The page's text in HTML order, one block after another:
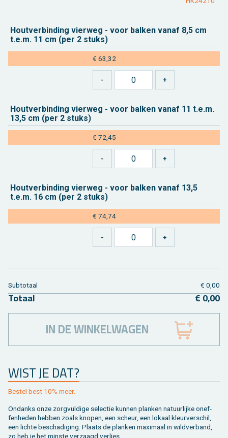
Hout­ver­bin­ding vier­weg - voor bal­ken vanaf 8,5 cm
t.e.m. 11 cm (per 2 stuks)
€ 63,32
Hout­ver­bin­ding vier­weg - voor bal­ken vanaf 11 t.e.m.
13,5 cm (per 2 stuks)
€ 72,45
Hout­ver­bin­ding vier­weg - voor bal­ken vanaf 13,5
t.e.m. 16 cm (per 2 stuks)
€ 74,74
WIST JE DAT?
Be­stel best 10% meer.
On­danks onze zorg­vul­di­ge se­lec­tie kun­nen plan­ken na­tuur­lij­ke on­ef­
fen­he­den heb­ben zoals kno­pen, een scheur, een lo­kaal kleur­ver­schil,
een lich­te be­scha­di­ging. Plaats de plan­ken maxi­maal in wild­ver­band,
zo heb je het min­ste ver­zaagd ver­lies.
Sub­to­taal € 0,00
To­taal € 0,00
IN DE WINKELWAGEN